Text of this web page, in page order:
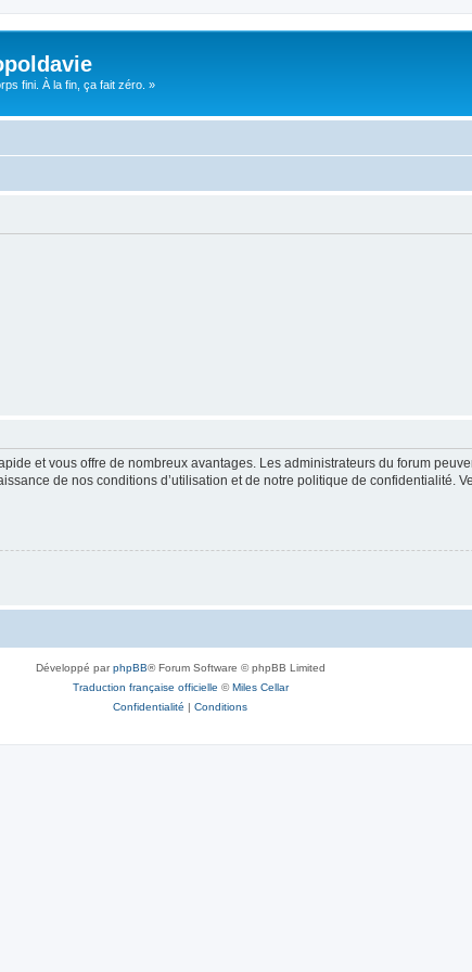
fini. À la fin, ça fait zéro. »
et vous offre de nombreux avantages. Les administrateurs du forum
de nos conditions d’utilisation et de notre politique de confidentialité.
Développé parphpBB® Forum Software © phpBB Limited
Traduction française officielle ©Miles Cellar
Confidentialité | Conditions